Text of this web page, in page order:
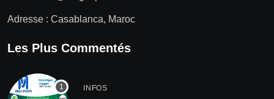
Adresse : Casablanca, Maroc
Les Plus Commentés
INFOS